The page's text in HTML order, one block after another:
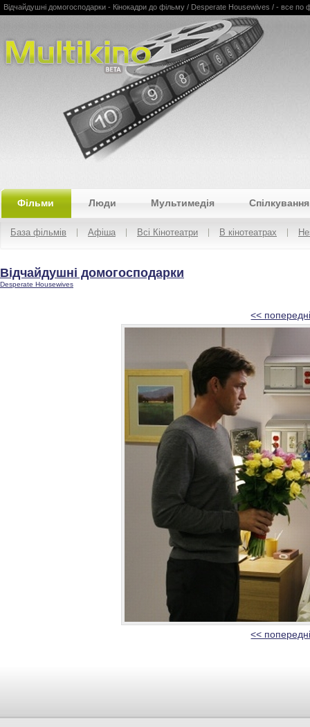
Multikino
Відчайдушні домогосподарки - Кінокадри до фільму / Desperate Housewives / - все по
Фільми Люди Мультимедія Спілкування
База фільмів Афіша Всі Кінотеатри В кінотеатрах
Відчайдушні домогосподарки
Desperate Housewives
<<
<<